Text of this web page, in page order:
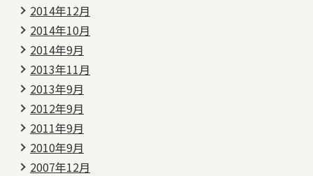
2014年12月
2014年10月
2014年9月
2013年11月
2013年9月
2012年9月
2011年9月
2010年9月
2007年12月